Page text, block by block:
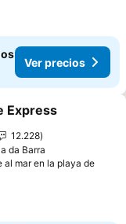
Ver precios
Express
12.228
da Barra
al mar en la playa de